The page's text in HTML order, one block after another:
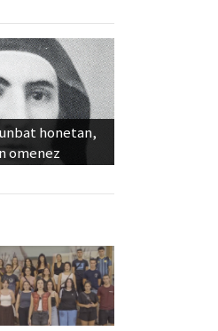
honetan,
omenez